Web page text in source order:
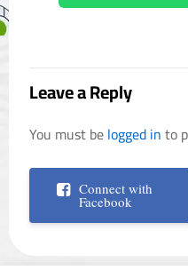
Leave a Reply
You must belogged into
Connect with
Facebook